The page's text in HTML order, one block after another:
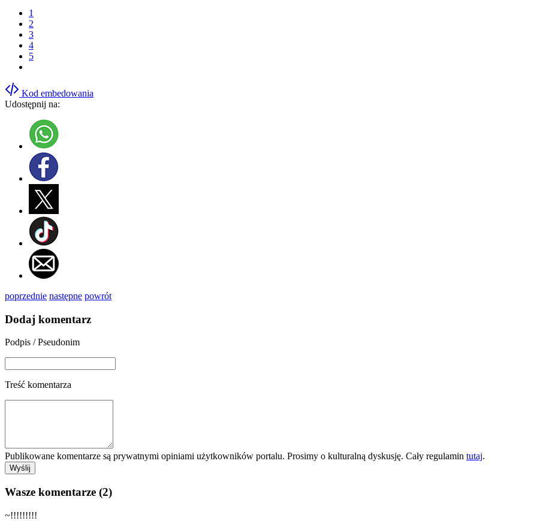
1
2
3
4
5
Kod embedowania
Udostępnij na:
poprzednie następne powrót
Dodaj komentarz
Podpis / Pseudonim
Treść komentarza
Publikowane komentarze są prywatnymi opiniami użytkowników portalu. Prosimy o kulturalną dyskusję. Cały regulamin tutaj.
Wasze komentarze (2)
~!!!!!!!!!